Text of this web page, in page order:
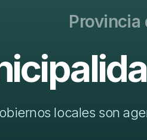
Provincia
locales son